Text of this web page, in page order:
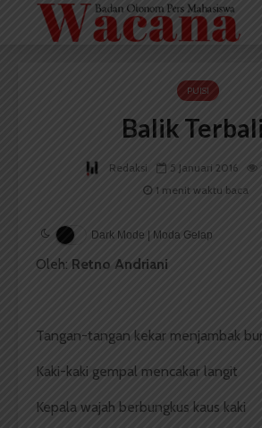
PUISI
Balik
Redaksi 5 Januari 2016
1 menit waktu baca
Dark Mode | Moda Gelap
Oleh: Retno Andriani
Tangan-tangan kekar menjambak
Kaki-kaki gempal mencakar langit
Kepala wajah berbungkus kaus kaki